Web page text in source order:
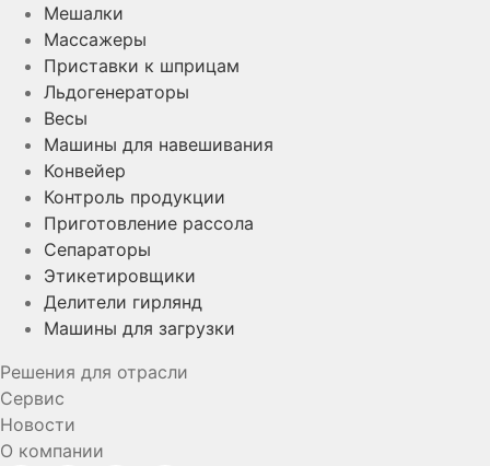
Мешалки
Массажеры
Приставки к шприцам
Льдогенераторы
Весы
Машины для навешивания
Конвейер
Контроль продукции
Приготовление рассола
Сепараторы
Этикетировщики
Делители гирлянд
Машины для загрузки
Решения для отрасли
Сервис
Новости
О компании